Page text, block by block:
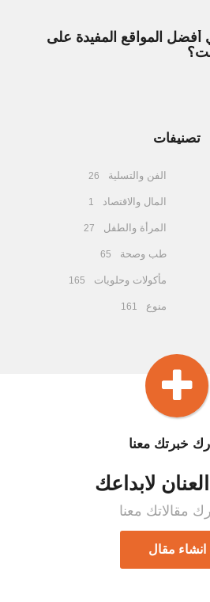
أفضل المواقع المفيدة على
تصنيفات
الفن والتسلية 26
المال والاقتصاد 1
المرأة والطفل 27
طب وصحة 65
مأكولات وحلويات 165
منوع 161
خبرتك معنا
لابداعك
مقالاتك معنا
انشاء مقال